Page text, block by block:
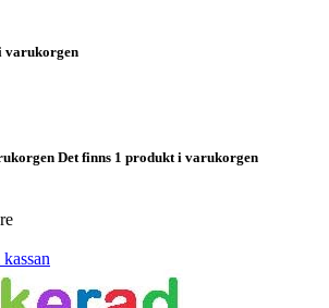
varukorgen
Det finns 1 produkt i varukorgen